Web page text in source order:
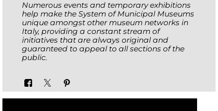
Numerous events and temporary exhibitions
help make the System of Municipal Museums
unique amongst other museum networks in
Italy, providing a constant stream of
initiatives that are always original and
guaranteed to appeal to all sections of the
public.